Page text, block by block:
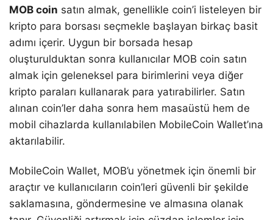
MOB coin satın almak, genellikle coin’i listeleyen bir
kripto para borsası seçmekle başlayan birkaç basit
adımı içerir. Uygun bir borsada hesap
oluşturulduktan sonra kullanıcılar MOB coin satın
almak için geleneksel para birimlerini veya diğer
kripto paraları kullanarak para yatırabilirler. Satın
alınan coin’ler daha sonra hem masaüstü hem de
mobil cihazlarda kullanılabilen MobileCoin Wallet’ına
aktarılabilir.
MobileCoin Wallet, MOB’u yönetmek için önemli bir
araçtır ve kullanıcıların coin’leri güvenli bir şekilde
saklamasına, göndermesine ve almasına olanak